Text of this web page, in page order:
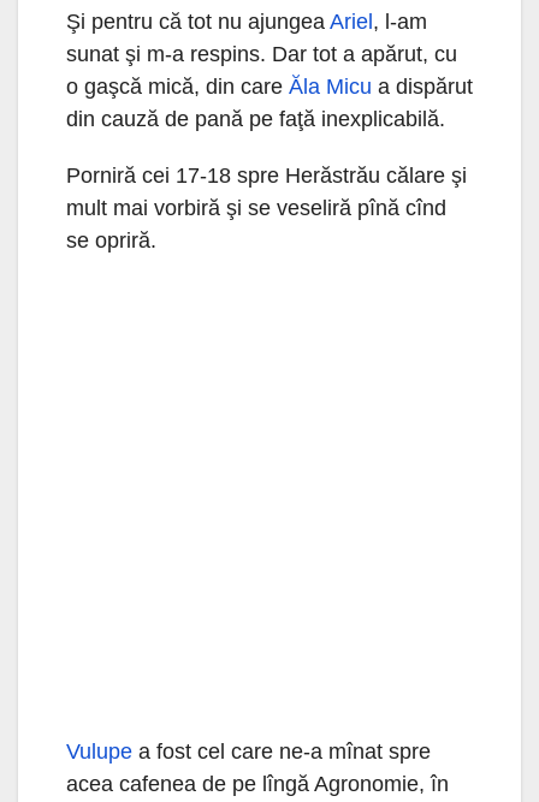
Şi pentru că tot nu ajungea Ariel , l-am
sunat şi m-a respins. Dar tot a apărut, cu
o gaşcă mică, din care Ăla Micu a dispărut
din cauză de pană pe faţă inexplicabilă.
Porniră cei 17-18 spre Herăstrău călare şi
mult mai vorbiră şi se veseliră pînă cînd
se opriră.
Vulupe a fost cel care ne-a mînat spre
acea cafenea de pe lîngă Agronomie, în